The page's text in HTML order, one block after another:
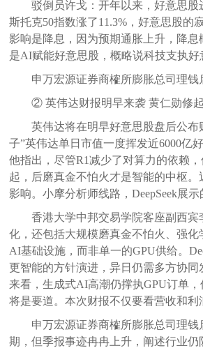
驳倒员许戈：开年以来，好意思股
斯托克50指数涨了11.3%，好意思股的
影响是降息，因为预期通胀上升，降
是AI赋能好意思股，概略说科技支执好
申万宏源证券商榷所膨胀总司理钱
② 英伟达财报明早来袭 黄仁勋修
英伟达将在明早好意思股盘后公布
子”英伟达单日市值一度挥发近6000亿
他指出，尽管R1减少了对算力的依赖
起，后磨真金不怕火才是智能的中枢
影响。小摩分析师线路，DeepSeek展
香港大学中邦交易学院客座副西宾
化，还包括大规模磨真金不怕火、强
AI基础设施，而非单一的GPU供给。
更智能的方针演进，异日仍需多方协
来看，生成式AI高潮仍撑执GPU订单
将是要道。本次财报不仅要看营收和
申万宏源证券商榷所膨胀总司理
期，但季报事迹冉冉上升，阐述行业仍